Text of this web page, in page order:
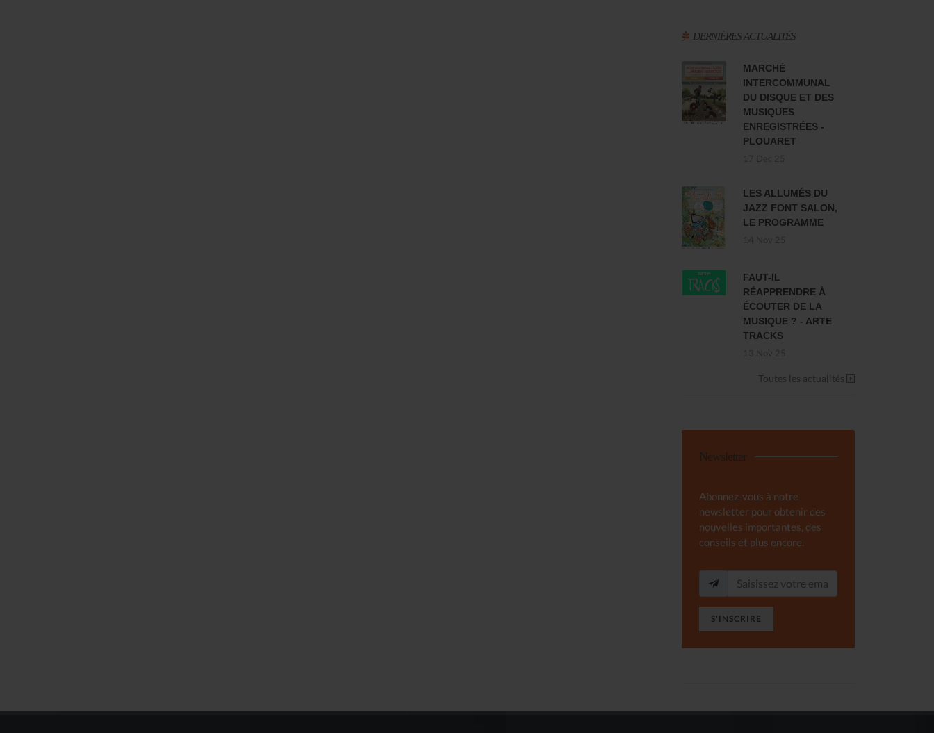
DERNIÈRES ACTUALITÉS
MARCHÉ
INTERCOMMUNAL
DU DISQUE ET DES
MUSIQUES
ENREGISTRÉES -
PLOUARET
LES ALLUMÉS DU
JAZZ FONT SALON,
LE PROGRAMME
FAUT-IL
RÉAPPRENDRE À
ÉCOUTER DE LA
MUSIQUE ? - ARTE
TRACKS
Toutes les actualités
Newsletter
Abonnez-vous à notre
newsletter pour obtenir des
nouvelles importantes, des
conseils et plus encore.
S'INSCRIRE